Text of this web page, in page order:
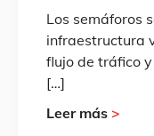
Los semáforos
infraestructura
flujo de tráfico
[…]
Leer más >